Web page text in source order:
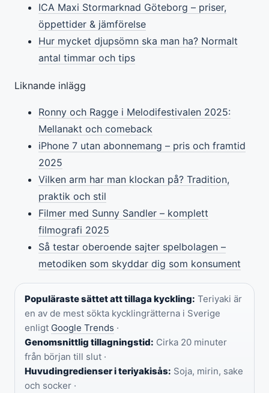
ICA Maxi Stormarknad Göteborg – priser,
öppettider & jämförelse
Hur mycket djupsömn ska man ha? Normalt
antal timmar och tips
Liknande inlägg
Ronny och Ragge i Melodifestivalen 2025:
Mellanakt och comeback
iPhone 7 utan abonnemang – pris och framtid
2025
Vilken arm har man klockan på? Tradition,
praktik och stil
Filmer med Sunny Sandler – komplett
filmografi 2025
Så testar oberoende sajter spelbolagen –
metodiken som skyddar dig som konsument
Populäraste sättet att tillaga kyckling: Teriyaki är
en av de mest sökta kycklingrätterna i Sverige
enligt Google Trends ·
Genomsnittlig tillagningstid: Cirka 20 minuter
från början till slut ·
Huvudingredienser i teriyakisås: Soja, mirin, sake
och socker ·